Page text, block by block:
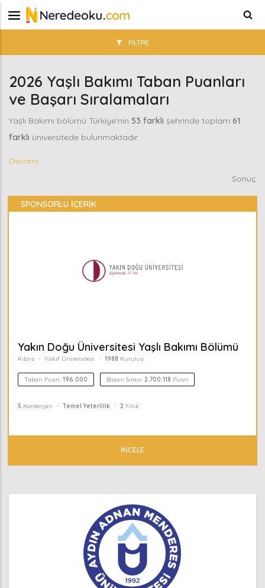
FILTRE
2026 Yaşlı Bakımı Taban Puanları
ve Başarı Sıralamaları
Yaşlı Bakımı bölümü Türkiye'nin 53 farklı şehrinde toplam 61
farklı üniversitede bulunmaktadır.
Devamı
Sonuç
SPONSORLU İÇERİK
Yakın Doğu Üniversitesi Yaşlı Bakımı Bölümü
Kıbrıs Vakıf Üniversitesi 1988 Kuruluş
Taban Puan: 196.000 Başarı Sırası: 2.700.118 Puan
5 Kontenjan Temel Yeterlilik 2 Yıllık
İNCELE